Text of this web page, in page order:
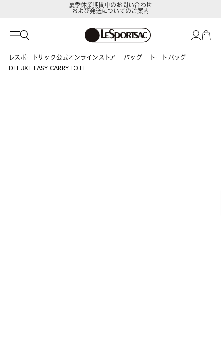
LeSportsac Member's Club
および発送についてのご案内
レスポートサック公式オンラインストア バッグ
トートバッグ
DELUXE EASY CARRY TOTE